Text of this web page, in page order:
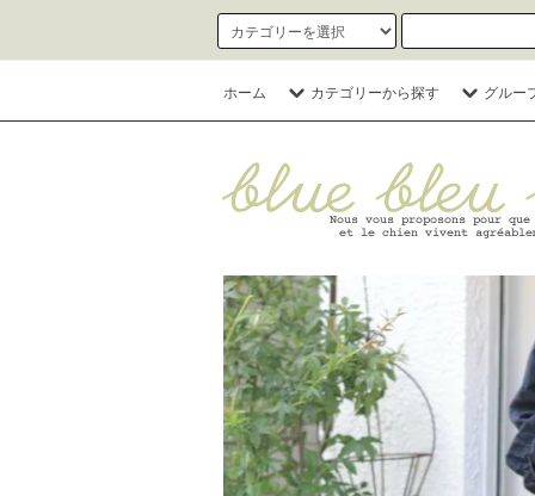
ホーム カテゴリーから探す グルー